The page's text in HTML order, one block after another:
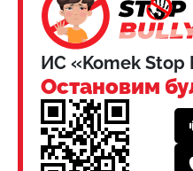
ИС «Komek Stop
Остановим